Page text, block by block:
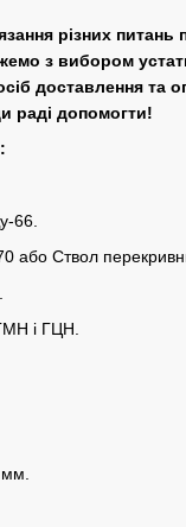
різних питань
з вибором
доставлення та
раді допомогти!
66.
або Ствол
і ГЦН.